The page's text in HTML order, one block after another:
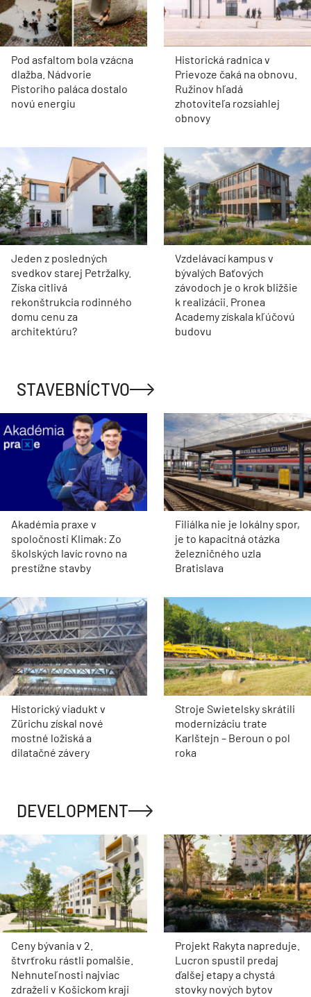
Pod asfaltom bola vzácna
dlažba. Nádvorie
Pistoriho paláca dostalo
novú energiu
Historická radnica v
Prievoze čaká na obnovu.
Ružinov hľadá
zhotoviteľa rozsiahlej
obnovy
Jeden z posledných
svedkov starej Petržalky.
Získa citlivá
rekonštrukcia rodinného
domu cenu za
architektúru?
Vzdelávací kampus v
bývalých Baťových
závodoch je o krok bližšie
k realizácii. Pronea
Academy získala kľúčovú
budovu
STAVEBNÍCTVO
Akadémia praxe v
spoločnosti Klimak: Zo
školských lavíc rovno na
prestížne stavby
Filiálka nie je lokálny spor,
je to kapacitná otázka
železničného uzla
Bratislava
Historický viadukt v
Zürichu získal nové
mostné ložiská a
dilatačné závery
Stroje Swietelsky skrátili
modernizáciu trate
Karlštejn – Beroun o pol
roka
DEVELOPMENT
Ceny bývania v 2.
štvrťroku rástli pomalšie.
Nehnuteľnosti najviac
zdraželi v Košickom kraji
Projekt Rakyta napreduje.
Lucron spustil predaj
ďalšej etapy a chystá
stovky nových bytov